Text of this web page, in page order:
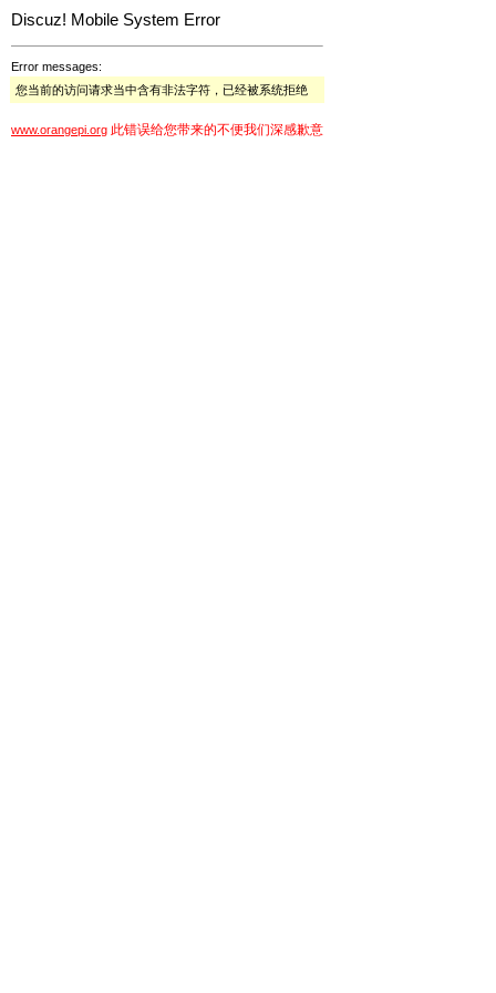
Discuz! Mobile System Error
Error messages:
您当前的访问请求当中含有非法字符，已经被系统拒绝
www.orangepi.org 此错误给您带来的不便我们深感歉意